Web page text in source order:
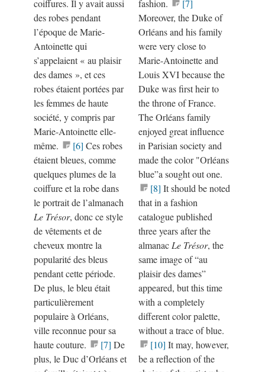
coiffures. Il y avait aussi
des robes pendant
l’époque de Marie-
Antoinette qui
s’appelaient« au plaisir
des dames », et ces
robes étaient portées par
les femmes de haute
société, y compris par
Marie-Antoinette elle-
même.
[6] Ces robes
étaient bleues, comme
quelques plumes de la
coiffure et la robe dans
le portrait de l’almanach
Le Trésor, donc ce style
de vêtements et de
cheveux montre la
popularité des bleus
pendant cette période.
De plus, le bleu était
particulièrement
populaire à Orléans,
ville reconnue pour sa
haute couture.
[7] De
plus, le Duc d’Orléans et
fashion.
[7]
Moreover, the Duke of
Orléans and his family
were very close to
Marie-Antoinette and
Louis XVI because the
Duke was first heir to
the throne of France.
The Orléans family
enjoyed great influence
in Parisian society and
made the color "Orléans
blue”a sought out one.
[8]​ It should be noted
that in a fashion
catalogue published
three years after the
almanac Le Trésor, the
same image of “au
plaisir des dames”
appeared, but this time
with a completely
different color palette,
without a trace of blue.
[10] It may, however,
be a reflection of the